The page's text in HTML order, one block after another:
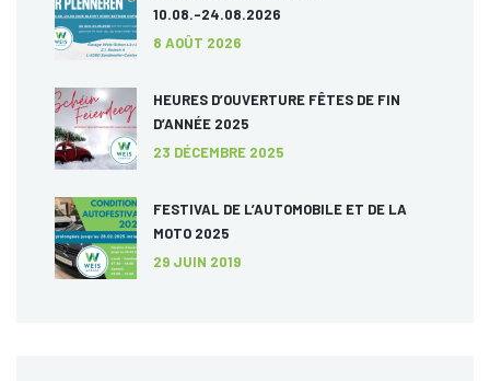
10.08.-24.08.2026
8 AOÛT 2026
HEURES D’OUVERTURE FÊTES DE FIN
D’ANNÉE 2025
23 DÉCEMBRE 2025
FESTIVAL DE L’AUTOMOBILE ET DE LA
MOTO 2025
29 JUIN 2019